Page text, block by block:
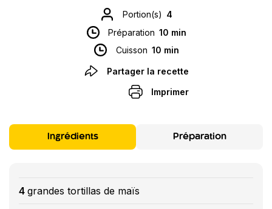
Portion(s) 4
Préparation 10 min
Cuisson 10 min
Partager la recette
Imprimer
Ingrédients Préparation
4 grandes tortillas de maïs